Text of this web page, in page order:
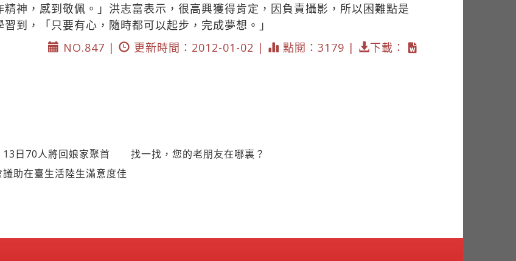
神，感到敬佩。」洪志富表示，很高興獲得肯定，因負責攝影，所以困難點是
到，「只要有心，隨時都可以起步，完成夢想。」
NO.847 |
更新時間：2012-01-02 | 點閱：3179 | 下載：
13日70人將回娘家聚首 找一找，您的老朋友在哪裏？
助在臺生活陸生滿意度佳